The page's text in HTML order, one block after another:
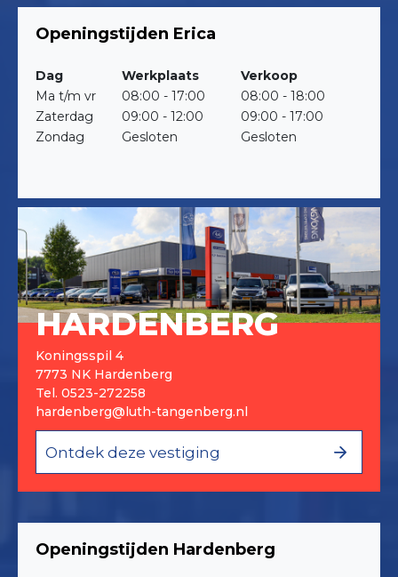
Openingstijden Erica
Dag Werkplaats
Verkoop
Ma t/m vr
08:00 - 17:00
08:00 - 18:00
Zaterdag
09:00 - 12:00
09:00 - 17:00
Zondag
Gesloten Gesloten
HARDENBERG
Koningsspil 4
7773 NK Hardenberg
Tel. 0523-272258
hardenberg@luth-tangenberg.nl
Ontdek deze vestiging
Openingstijden Hardenberg